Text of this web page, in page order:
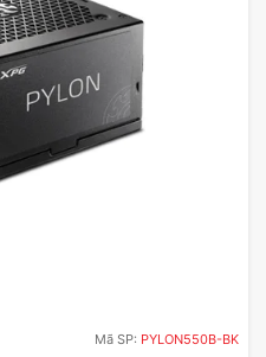
Mã SP: PYLON550B-BK